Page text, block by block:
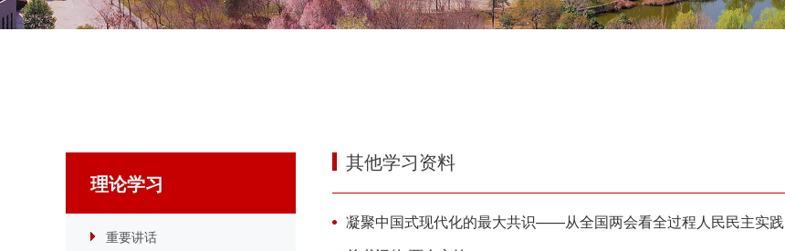
理论学习
重要讲话
其他学习资料
凝聚中国式现代化的最大共识——从全国两会看全过程人民民主实践